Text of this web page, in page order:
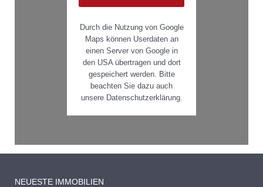
Durch die Nutzung von Google
Maps können Userdaten an
einen Server von Google in
den USA übertragen und dort
gespeichert werden. Bitte
beachten Sie dazu auch
unsere Datenschutzerklärung.
NEUESTE IMMOBILIEN